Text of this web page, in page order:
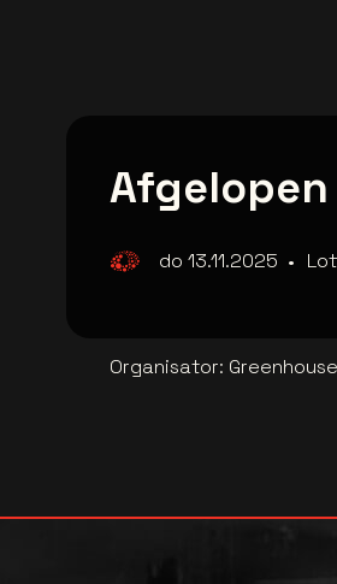
do 13.11.2025 •
Organisator: